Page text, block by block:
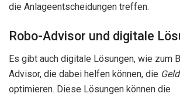
die Anlageentscheidungen treffen.
Robo-Advisor und digitale
Es gibt auch digitale Lösungen, wie zum
Advisor, die dabei helfen können, die
optimieren. Diese Lösungen können die